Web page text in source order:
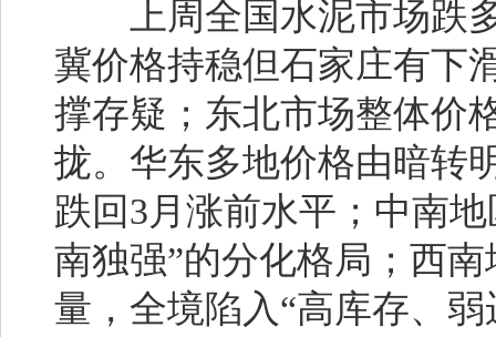
上周全国水泥市场跌多
冀价格持稳但石家庄有下
撑存疑；东北市场整体价
拢。华东多地价格由暗转
跌回3月涨前水平；中南
南独强”的分化格局；西
量，全境陷入“高库存、